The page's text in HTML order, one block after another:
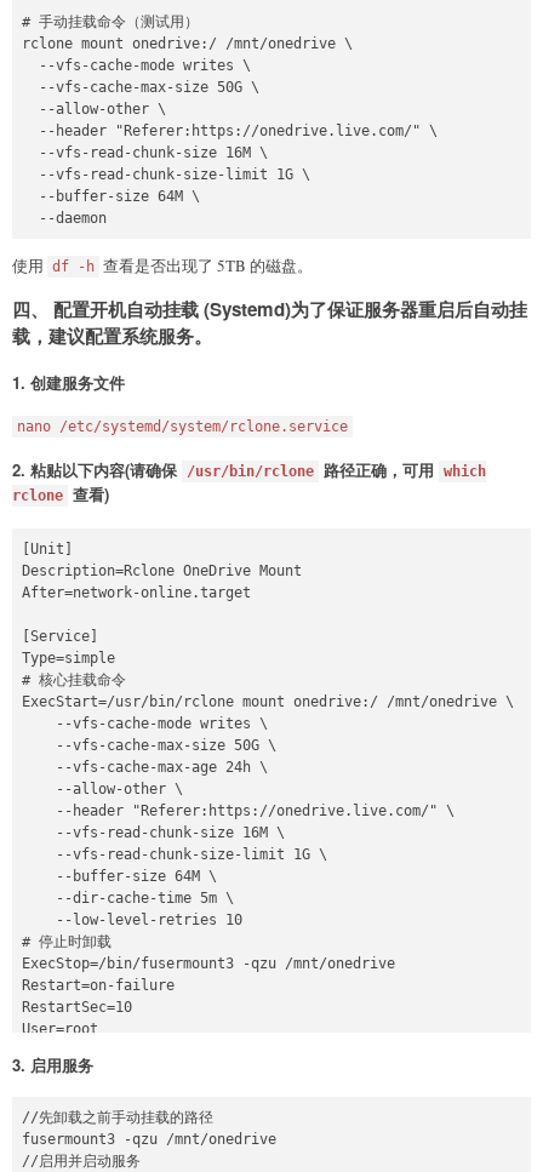
# 手动挂载命令（测试用）
rclone mount onedrive:/ /mnt/onedrive \
  --vfs-cache-mode writes \
  --vfs-cache-max-size 50G \
  --allow-other \
  --header "Referer:https://onedrive.live.com/" \
  --vfs-read-chunk-size 16M \
  --vfs-read-chunk-size-limit 1G \
  --buffer-size 64M \
使用 df -h 查看是否出现了 5TB 的磁盘。
四、 配置开机自动挂载 (Systemd)为了保证服务器重启后自动挂
载，建议配置系统服务。
1. 创建服务文件
nano /etc/systemd/system/rclone.service
2. 粘贴以下内容(请确保 /usr/bin/rclone 路径正确，可用
which
rclone 查看)
[Unit]
Description=Rclone OneDrive Mount
After=network-online.target
[Service]
Type=simple
# 核心挂载命令
ExecStart=/usr/bin/rclone mount onedrive:/ /mnt/onedrive \
    --vfs-cache-mode writes \
    --vfs-cache-max-size 50G \
    --vfs-cache-max-age 24h \
    --allow-other \
    --header "Referer:https://onedrive.live.com/" \
    --vfs-read-chunk-size 16M \
    --vfs-read-chunk-size-limit 1G \
    --buffer-size 64M \
    --dir-cache-time 5m \
    --low-level-retries 10
# 停止时卸载
ExecStop=/bin/fusermount3 -qzu /mnt/onedrive
Restart=on-failure
RestartSec=10
User=root
[Install]
3. 启用服务
//先卸载之前手动挂载的路径
fusermount3 -qzu /mnt/onedrive
//启用并启动服务